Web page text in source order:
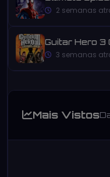
2 semanas
Guitar Hero 3
3 semanas
Mais Vistos